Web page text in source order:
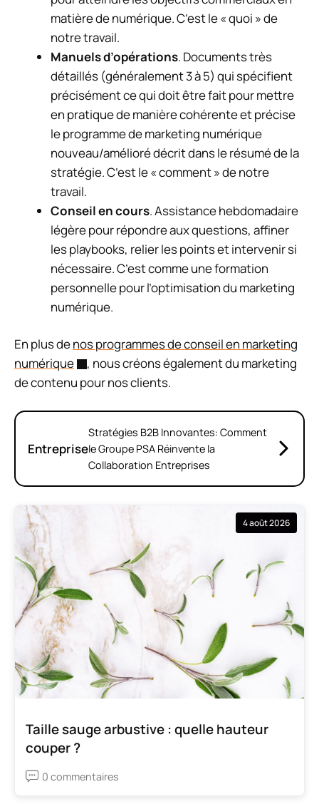
matière de numérique. C’est le « quoi » de
notre travail.
Manuels d’opérations. Documents très
détaillés (généralement 3 à 5) qui spécifient
précisément ce qui doit être fait pour mettre
en pratique de manière cohérente et précise
le programme de marketing numérique
nouveau/amélioré décrit dans le résumé de la
stratégie. C’est le « comment » de notre
travail.
Conseil en cours. Assistance hebdomadaire
légère pour répondre aux questions, affiner
les playbooks, relier les points et intervenir si
nécessaire. C’est comme une formation
personnelle pour l’optimisation du marketing
numérique.
En plus denos programmes de conseil en marketing
numérique
, nous créons également du marketing
de contenu pour nos clients.
Entreprise
Stratégies B2B Innovantes: Comment
le Groupe PSA Réinvente la
Collaboration Entreprises
4 août 2026
Taille sauge arbustive : quelle hauteur
couper ?
0 commentaires